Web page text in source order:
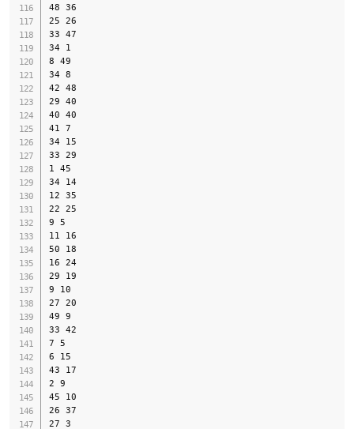
48 36
25 26
33 47
34 1
8 49
34 8
42 48
29 40
40 40
41 7
34 15
33 29
1 45
34 14
12 35
22 25
9 5
11 16
50 18
16 24
29 19
9 10
27 20
49 9
33 42
7 5
6 15
43 17
2 9
45 10
26 37
27 3